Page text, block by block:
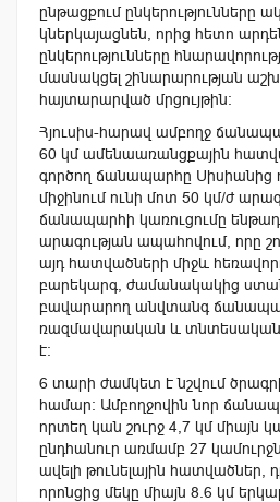
ընթացքում ընկերությունները
կներկայացնեն, որից հետո
ընկերությունները
մասնակցել շինարարության
հայտարարված մրցույթին:
Հյուսիս-հարավ ամբողջ
60 կմ ամենաառանցքային
գործող ճանապարհը
միջինում ունի մոտ 50 կմ/ժ
ճանապարհի կառուցումը
արագության ապահովում, որը
այդ հատվածների միջև
բարեկարգ, ժամանակակից
բավարարող անվտանգ
ռազմավարական և տնտեսական
է:
6 տարի ժամկետ է նշվում
համար: Ամբողջովին նոր
որտեղ կան շուրջ 4,7 կմ միայն
ընդհանուր առմամբ 27
ավելի թունելային հատվածներ,
որոնցից մեկը միայն 8.6 կմ